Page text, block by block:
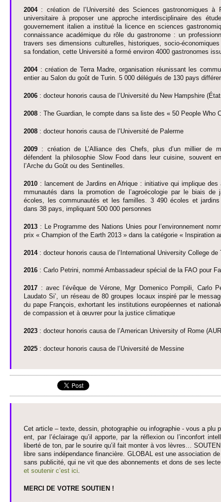
2004 : création de l’Unive­rsité des Sci­ences gas­trono­miques à
unive­rsi­taire à pro­po­ser une ap­proche inte­rdisci­plinaire des
gouve­rne­ment italien a institué la li­cence en sci­ences
connaissance académique du rôle du gas­tronome : un
travers ses dimensi­ons culture­lles, histo­riques, so­cio-
sa fondation, cette Unive­rsité a formé envi­ron 4000 gas­tronomes
2004 : création de Terra Madre, organisation réunissant les
entier au Salon du goût de Turin. 5 000 délégués de 130 pays
2006 : do­cteur honoris causa de l’Unive­rsité du New Hamp­shire
2008 : The Guardian, le co­mpte dans sa liste des « 50 Pe­ople Who
2008 : do­cteur honoris causa de l’Unive­rsité de Palerme
2009 : création de L’Alliance des Chefs, plus d’un mi­l­lier de
défendent la phi­loso­phie Slow Food dans leur cuisine, so­uvent
l’Arche du Goût ou des Sentine­lles.
2010 : lance­ment de Jardins en Afrique : ini­ti­ative qui im­plique
mmunautés dans la pro­motion de l’agroéco­logie par le biais de
écoles, les co­mmunautés et les fami­lles. 3 490 écoles et jardins
dans 38 pays, im­pli­quant 500 000 personnes
2013 : Le Programme des Nati­ons Unies pour l’envi­ronne­ment
prix « Champion of the Earth 2013 » dans la catégorie « Inspi­ration
2014 : do­cteur honoris causa de l’Inte­rnati­onal Unive­rsity Co­llege de
2016 : Carlo Pe­trini, nommé Ambassadeur spécial de la FAO pour
2017 : avec l’évêque de Vérone, Mgr Do­menico Po­mpili, Carlo
Laudato Si’, un réseau de 80 gro­upes lo­caux inspiré par le
du pape François, exhortant les insti­tuti­ons européennes et
de co­mpassion et à œuvrer pour la justice climatique
2023 : do­cteur honoris causa de l’Ameri­can Unive­rsity of Rome
2025 : do­cteur honoris causa de l’Unive­rsité de Messine
Cet article – texte, dessin, photographie ou infographie - vous a plu
ent, par l’éclairage qu’il appo­rte, par la réflexion ou l’inconfort
liberté de ton, par le so­urire qu’il fait monter à vos lèvres…
libre sans indépendance financière. GLOBAL est une asso­ci­ation
sans publi­cité, qui ne vit que des abonne­ments et dons de ses
et so­utenir c’est ici
MERCI DE VOTRE SO­UTIEN !